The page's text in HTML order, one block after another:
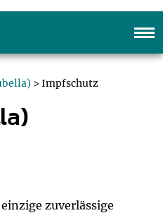
> Impfschutz
zuverlässige